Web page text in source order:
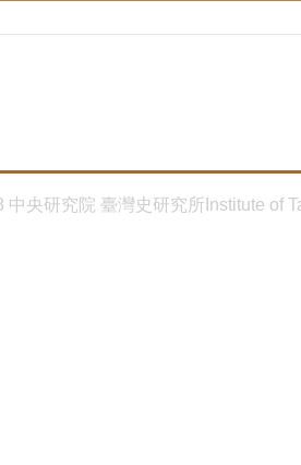
中央研究院 臺灣史研究所Institute of